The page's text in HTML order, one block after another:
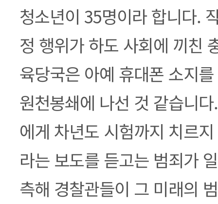
청소년이 35명이라 합니다.
정 행위가 하도 사회에 끼친
육당국은 아예 휴대폰 소지
원천봉쇄에 나선 것 같습니
에게 차년도 시험까지 치르
라는 보도를 듣고는 범죄가
측해 경찰관들이 그 미래의